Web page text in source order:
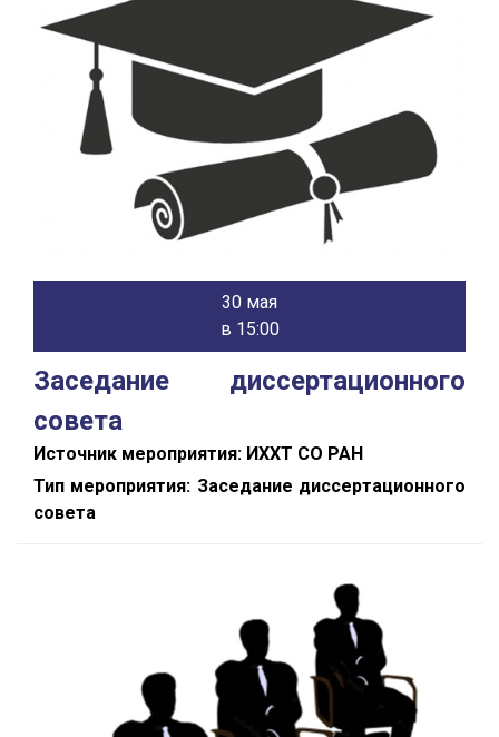
30 мая
в 15:00
Заседание диссертационного
совета
Источник мероприятия: ИХХТ СО РАН
Тип мероприятия: Заседание диссертационного
совета